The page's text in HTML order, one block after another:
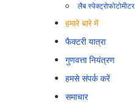
लैब स्पेक्ट्रोफोटोमीटर
हमारे बारे में
फैक्टरी यात्रा
गुणवत्ता नियंत्रण
हमसे संपर्क करें
समाचार